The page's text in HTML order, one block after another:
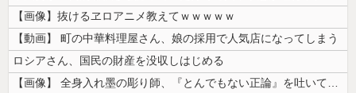
【画像】抜けるヱロアニメ教えてｗｗｗｗｗ
【動画】 町の中華料理屋さん、娘の採用で人気店になってしまう
ロシアさん、国民の財産を没収しはじめる
【画像】 全身入れ墨の彫り師、『とんでもない正論』を吐いて30万再生さ...